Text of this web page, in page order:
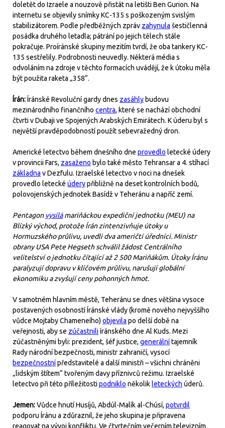
doletět do Izraele a nouzově přistát na letišti Ben Gurion. Na
internetu se objevily snímky KC-135 s poškozeným svislým
stabilizátorem. Podle předběžných zpráv zahynula šestičlenná
posádka druhého letadla; pátrání po jejich tělech stále
pokračuje. Proíránské skupiny mezitím tvrdí, že oba tankery KC-
135 sestřelily. Podrobnosti neuvedly. Některá média s
odvoláním na zdroje v těchto formacích uvádějí, že k útoku měla
být použita raketa „358“.
Írán:Íránské Revoluční gardy dnes zasáhly budovu
mezinárodního finančního centra, které se nachází obchodní
čtvrti v Dubaji ve Spojených Arabských Emirátech. K úderu byl s
největší pravděpodobností použít sebevražedný dron.
Americké letectvo během dnešního dne provedlo letecké údery
v provincii Fars, zasaženo bylo také město Tehransar a 4. stíhací
základna v Dezfulu. Izraelské letectvo v noci na dnešek
provedlo letecké úderypřibližně na deset kontrolních bodů,
polovojenských jednotek Basídž v Teheránu a napříč zemí.
Pentagon vysílámariňáckou expediční jednotku (MEU) na
Blízký východ, protože Írán zintenzivňuje útoky u
Hormuzského průlivu, uvedli dva američtí úředníci. Ministr
obrany USA Pete Hegseth schválil žádost Centrálního
velitelství o jednotku čítající až 2 500 Mariňákům. Útoky Íránu
paralyzují dopravu v klíčovém průlivu, narušují globální
ekonomiku a zvyšují ceny pohonných hmot.
V samotném hlavním městě, Teheránu se dnes většina vysoce
postavených osobností Íránské vlády (kromě nového nejvyššího
vůdce Mojtaby Chameneího) objevila po delší době na
veřejnosti, aby se zúčastniliíránského dne Al Kuds. Mezi
zúčastněnými byli: prezident, šéf justice, generálnítajemník
Rady národní bezpečnosti, ministr zahraničí, vysocí
bezpečnostnípředstavitelé a další ministři – všichni chráněni
„lidským štítem“ tvořeným davy příznivců režimu. Izraelské
letectvo při této příležitostipodniklo několikleteckých úderů.
Jemen:Vůdce hnutí Husíjů, Abdúl-Malík al-Chúsí, potvrdil
podporu Íránu a zdůraznil, že jeho skupina je připravena
reagovat na vývoj konfliktu. Ve čtvrtečním večerním televizním